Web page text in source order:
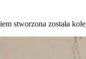
stworzona została